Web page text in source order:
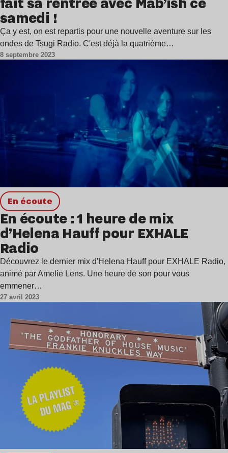
samedi !
Ça y est, on est repartis pour une nouvelle aventure sur les
ondes de Tsugi Radio. C'est déjà la quatrième…
8 septembre 2023
en écoute
En écoute : 1 heure de mix
d’Helena Hauff pour EXHALE
Radio
Découvrez le dernier mix d'Helena Hauff pour EXHALE Radio,
animé par Amelie Lens. Une heure de son pour vous
emmener…
27 avril 2023